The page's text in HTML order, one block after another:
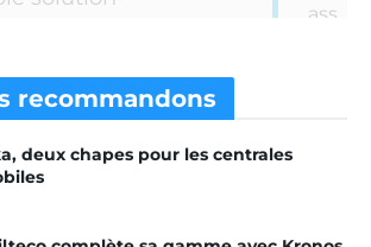
Solutions
à chaque besoin
Weber, des
ass
recommandons
deux chapes pour les centrales